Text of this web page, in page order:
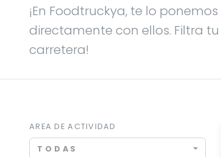
¡En Foodtruckya, te lo
directamente con ellos. Filtra
carretera!
AREA DE ACTIVIDAD
TODAS